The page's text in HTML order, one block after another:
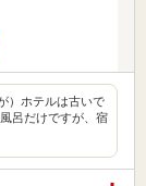
）ホテルは古いで
呂だけですが、宿